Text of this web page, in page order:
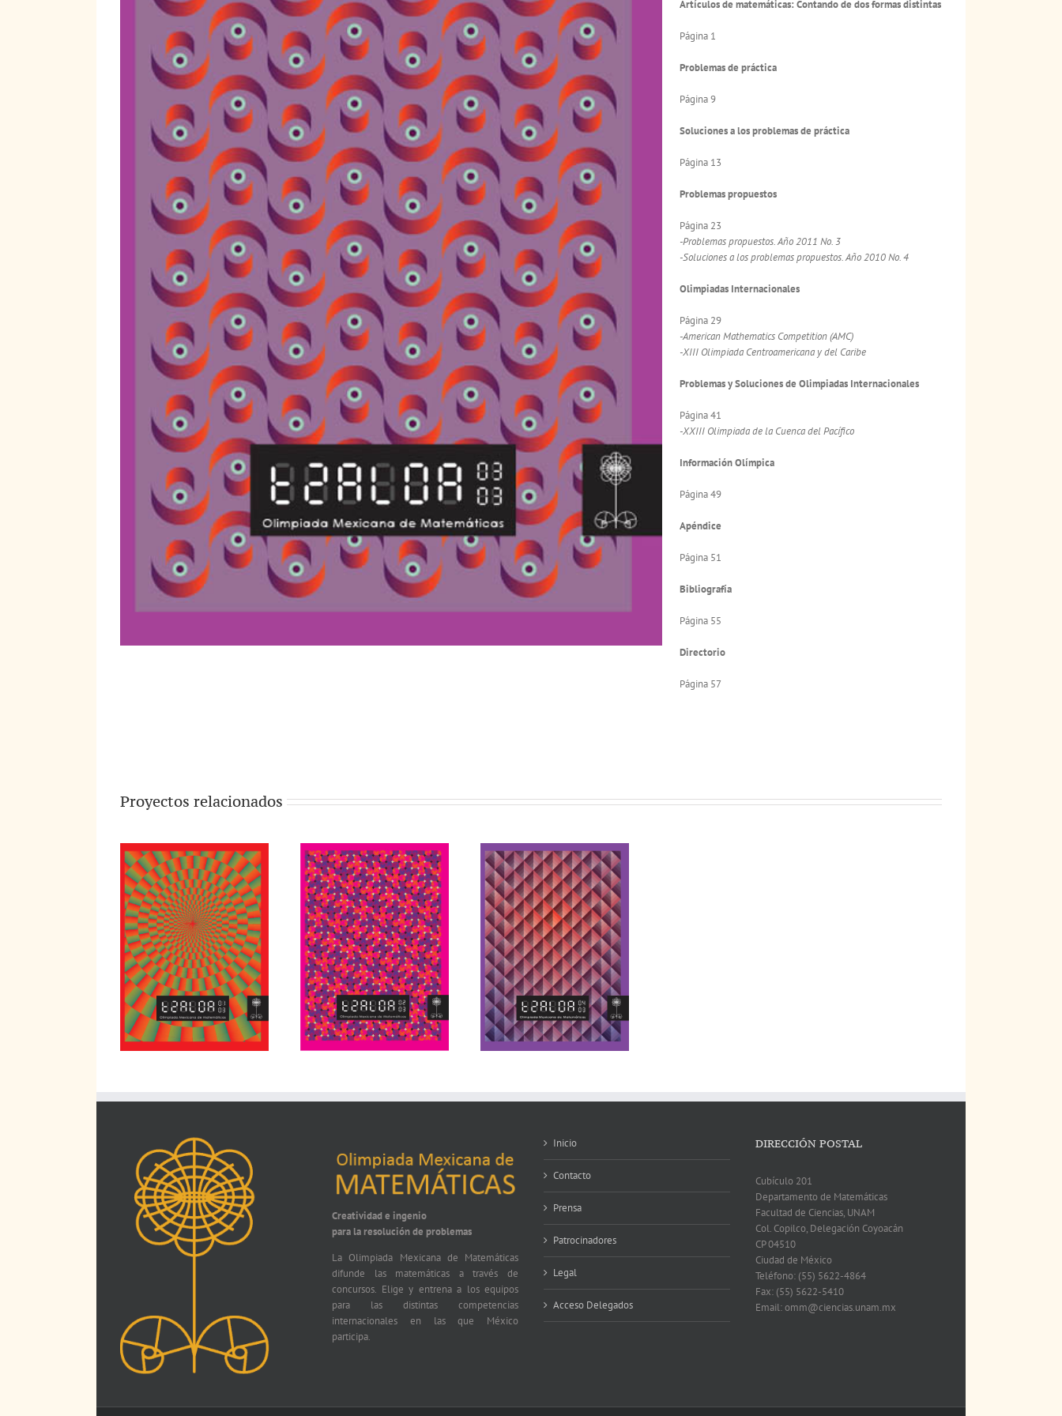
Artículos de matemáticas: Contando de dos formas distintas
Página 1
Problemas de práctica
Página 9
Soluciones a los problemas de práctica
Página 13
Problemas propuestos
Página 23
-Problemas propuestos. Año 2011 No. 3
-Soluciones a los problemas propuestos. Año 2010 No. 4
Olimpiadas Internacionales
Página 29
-American Mathematics Competition (AMC)
-XIII Olimpiada Centroamericana y del Caribe
Problemas y Soluciones de Olimpiadas Internacionales
Página 41
-XXIII Olimpiada de la Cuenca del Pacífico
Información Olímpica
Página 49
Apéndice
Página 51
Bibliografía
Página 55
Directorio
Página 57
Proyectos relacionados
Creatividad e ingenio
para la resolución de problemas
La Olimpiada Mexicana de Matemáticas
difunde las matemáticas a través de
concursos. Elige y entrena a los equipos
para las distintas competencias
internacionales en las que México
participa.
Inicio
Contacto
Prensa
Patrocinadores
Legal
Acceso Delegados
DIRECCIÓN POSTAL
Cubículo 201
Departamento de Matemáticas
Facultad de Ciencias, UNAM
Col. Copilco, Delegación Coyoacán
CP 04510
Ciudad de México
Teléfono: (55) 5622-4864
Fax: (55) 5622-5410
Email: omm@ciencias.unam.mx